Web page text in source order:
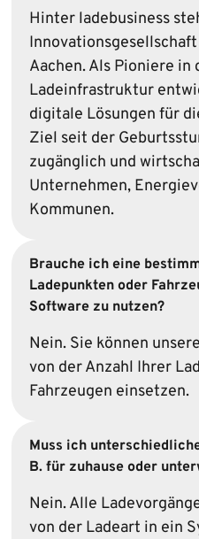
Hinter ladebusiness
Aachen. Als Pioniere in
Lade­infrastruktur
digitale Lösungen für
Ziel seit der
zugänglich und
Unternehmen,
Kommunen.
Brauche ich eine
Ladepunkten oder
Software zu nutzen?
Nein. Sie können
von der Anzahl Ihrer
Fahrzeugen einsetzen.
Muss ich
B. für zuhause oder
Nein. Alle
von der Ladeart in ein